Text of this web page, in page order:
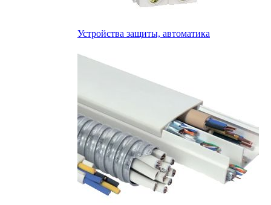
Устройства защиты, автоматика